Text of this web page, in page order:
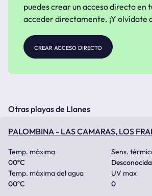
puedes crear un acceso directo en
acceder directamente. ¡Y olvídate
crear acceso directo
Otras playas de Llanes
PALOMBINA - LAS CAMARAS, LOS
Temp. máxima
00ºC
Sens.
Desconocida
Temp. máxima del agua
00ºC
UV max
0